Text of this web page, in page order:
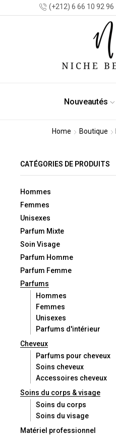
(+212) 6 66 10 92 96
Nouveautés
Home Boutique
CATÉGORIES DE PRODUITS
Hommes
Femmes
Unisexes
Parfum Mixte
Soin Visage
Parfum Homme
Parfum Femme
Parfums
Hommes
Femmes
Unisexes
Parfums d'intérieur
Cheveux
Parfums pour cheveux
Soins cheveux
Accessoires cheveux
Soins du corps & visage
Soins du corps
Soins du visage
Matériel professionnel